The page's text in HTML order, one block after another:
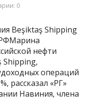
0
Beşiktaş Shipping
нефти
Shipping,
операций
рассказал «РГ»
Навиния, члена